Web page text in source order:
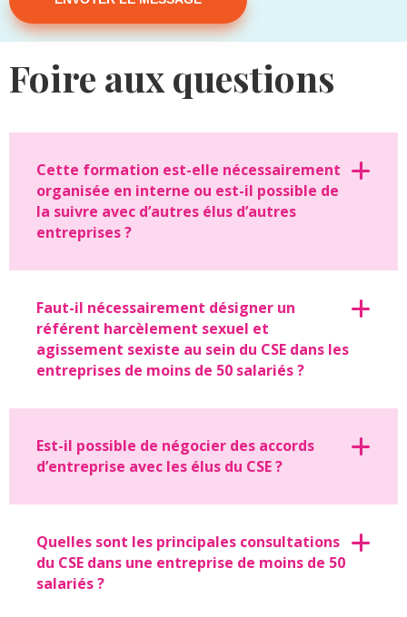
Alternative:
Foire aux questions
Cette formation est-elle nécessairement
organisée en interne ou est-il possible de
la suivre avec d’autres élus d’autres
entreprises ?
Faut-il nécessairement désigner un
référent harcèlement sexuel et
agissement sexiste au sein du CSE dans les
entreprises de moins de 50 salariés ?
Est-il possible de négocier des accords
d’entreprise avec les élus du CSE ?
Quelles sont les principales consultations
du CSE dans une entreprise de moins de 50
salariés ?